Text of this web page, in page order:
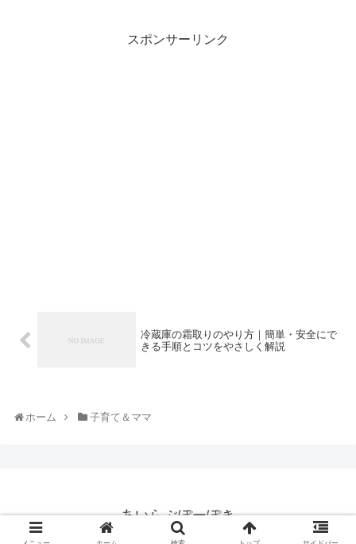
スポンサーリンク
冷蔵庫の霜取りのやり方｜簡単・安全にで
きる手順とコツをやさしく解説
ホーム 子育て＆ママ
あいらぶぽーぽき
© 2019 あいらぶぽーぽき.